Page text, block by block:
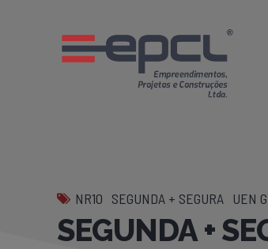
NR10 SEGUNDA + SEGURA UEN
SEGUNDA +